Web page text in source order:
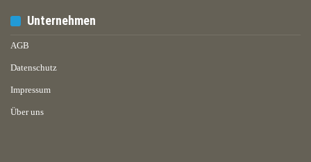
Unternehmen
AGB
Datenschutz
Impressum
Über uns